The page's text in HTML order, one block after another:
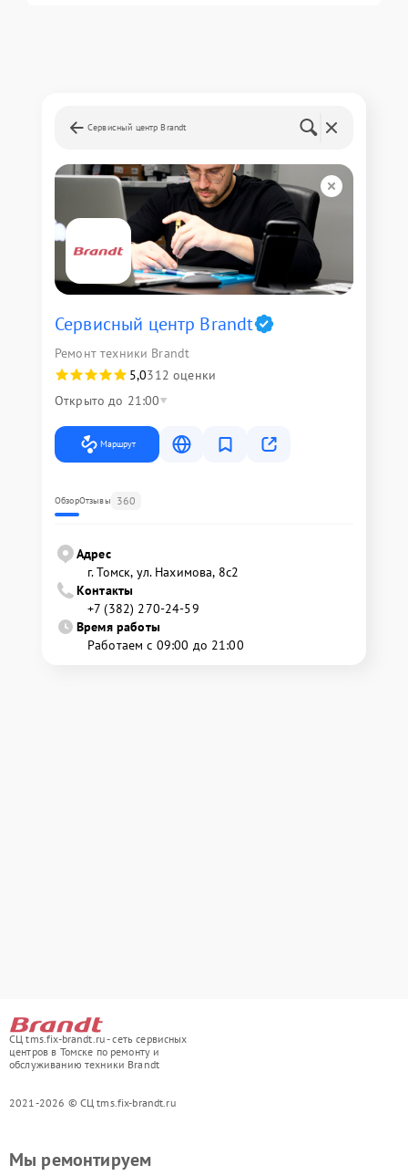
Сервисный центр Brandt
Сервисный центр Brandt
Ремонт техники Brandt
5,0312 оценки
Открыто до 21:00
Маршрут
ОбзорОтзывы 360
Адрес
г. Томск, ул. Нахимова, 8с2
Контакты
+7 (382) 270-24-59
Время работы
Работаем с 09:00 до 21:00
СЦ tms.fix-brandt.ru - сеть сервисных
центров в Томске по ремонту и
обслуживанию техники Brandt
2021-2026 © СЦ tms.fix-brandt.ru
Мы ремонтируем